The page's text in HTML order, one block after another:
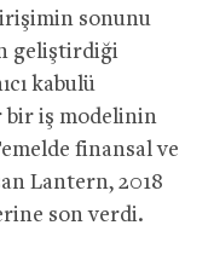
sonunu
geliştirdiği
kabulü
bir iş modelinin
finansal ve
Lantern, 2018
son verdi.